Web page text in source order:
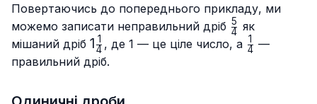
Повертаючись до попереднього прикладу, ми
можемо записати неправильний дріб \frac{5}
{4}
4
5 як
мішаний дріб 1\frac{1}
{4}
1 4
1 , де 1 — це ціле число, а \frac{1}
4
1
—
правильний дріб.